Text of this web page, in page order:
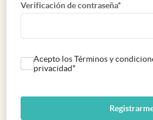
Verificación de contraseña*
Acepto los Términos y
privacidad*